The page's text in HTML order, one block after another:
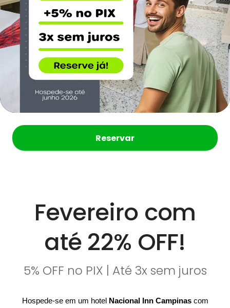
Reservar
Fevereiro com
até 22% OFF!
5% OFF no PIX | Até 3x sem juros
Hospede-se em um hotel Nacional Inn Campinascom